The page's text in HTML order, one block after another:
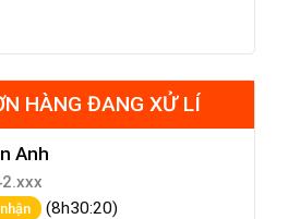
HÀNG ĐANG XỬ LÍ
Anh
(8h30:20)